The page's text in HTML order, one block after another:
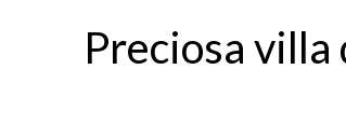
Preciosa villa